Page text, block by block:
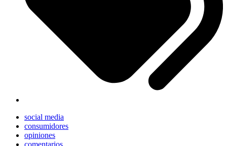
social media
consumidores
opiniones
comentarios